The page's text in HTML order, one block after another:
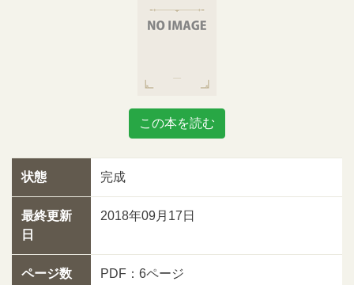
この本を読む
状態 完成
最終更新
日
2018年09月17日
ページ数 PDF：6ページ